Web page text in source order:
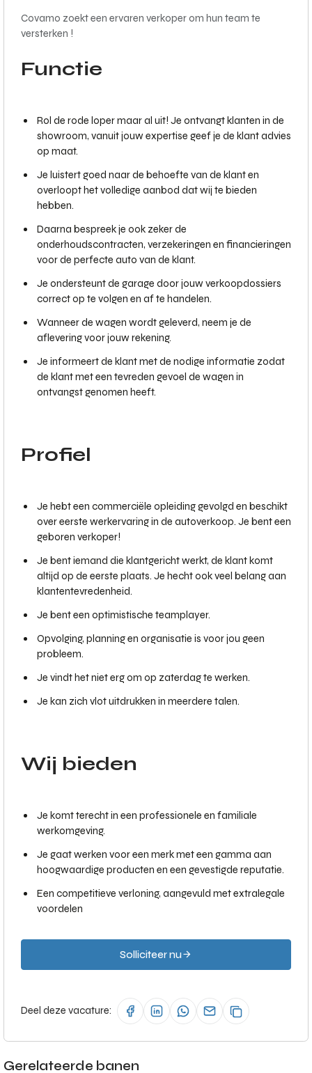
Covamo zoekt een ervaren verkoper om hun team te
versterken !
Functie
Rol de rode loper maar al uit! Je ontvangt klanten in de
showroom, vanuit jouw expertise geef je de klant advies
op maat.
Je luistert goed naar de behoefte van de klant en
overloopt het volledige aanbod dat wij te bieden
hebben.
Daarna bespreek je ook zeker de
onderhoudscontracten, verzekeringen en financieringen
voor de perfecte auto van de klant.
Je ondersteunt de garage door jouw verkoopdossiers
correct op te volgen en af te handelen.
Wanneer de wagen wordt geleverd, neem je de
aflevering voor jouw rekening.
Je informeert de klant met de nodige informatie zodat
de klant met een tevreden gevoel de wagen in
ontvangst genomen heeft.
Profiel
Je hebt een commerciële opleiding gevolgd en beschikt
over eerste werkervaring in de autoverkoop. Je bent een
geboren verkoper!
Je bent iemand die klantgericht werkt, de klant komt
altijd op de eerste plaats. Je hecht ook veel belang aan
klantentevredenheid.
Je bent een optimistische teamplayer.
Opvolging, planning en organisatie is voor jou geen
probleem.
Je vindt het niet erg om op zaterdag te werken.
Je kan zich vlot uitdrukken in meerdere talen.
Wij bieden
Je komt terecht in een professionele en familiale
werkomgeving.
Je gaat werken voor een merk met een gamma aan
hoogwaardige producten en een gevestigde reputatie.
Een competitieve verloning, aangevuld met extralegale
voordelen
Solliciteer nu
Deel deze vacature:
Gerelateerde banen